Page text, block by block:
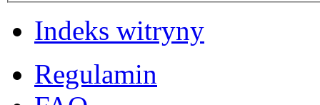
Indeks witryny
Regulamin